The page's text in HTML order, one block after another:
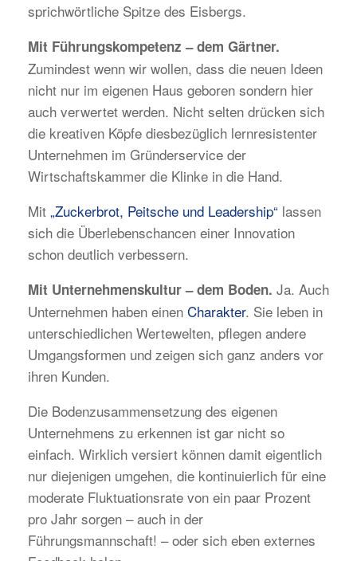
sprichwörtliche Spitze des Eisbergs.
Mit Führungskompetenz – dem Gärtner.
Zumindest wenn wir wollen, dass die neuen Ideen
nicht nur im eigenen Haus geboren sondern hier
auch verwertet werden. Nicht selten drücken sich
die kreativen Köpfe diesbezüglich lernresistenter
Unternehmen im Gründerservice der
Wirtschaftskammer die Klinke in die Hand.
Mit „Zuckerbrot, Peitsche und Leadership“ lassen
sich die Überlebenschancen einer Innovation
schon deutlich verbessern.
Mit Unternehmenskultur – dem Boden. Ja. Auch
Unternehmen haben einen Charakter. Sie leben in
unterschiedlichen Wertewelten, pflegen andere
Umgangsformen und zeigen sich ganz anders vor
ihren Kunden.
Die Bodenzusammensetzung des eigenen
Unternehmens zu erkennen ist gar nicht so
einfach. Wirklich versiert können damit eigentlich
nur diejenigen umgehen, die kontinuierlich für eine
moderate Fluktuationsrate von ein paar Prozent
pro Jahr sorgen – auch in der
Führungsmannschaft! – oder sich eben externes